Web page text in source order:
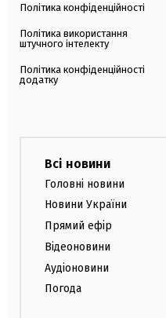
Політика конфіденційності
Політика використання
штучного інтелекту
Політика конфіденційності
додатку
Всі новини
Головні новини
Новини України
Прямий ефір
Відеоновини
Аудіоновини
Погода